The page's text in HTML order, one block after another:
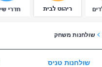
שולחנות משחק
שולחנות טניס